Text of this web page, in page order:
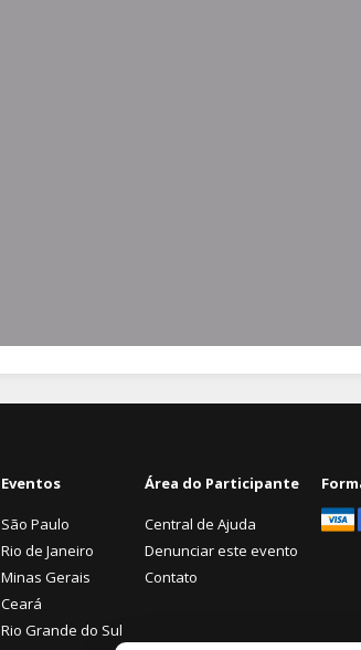
Eventos
São Paulo
Rio de Janeiro
Minas Gerais
Ceará
Rio Grande do Sul
Área do Participante
Central de Ajuda
Denunciar este evento
Contato